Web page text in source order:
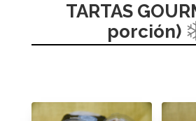
TARTAS
porción)